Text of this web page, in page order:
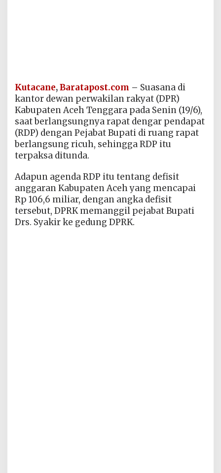
Kutacane,Baratapost.com – Suasana di
kantor dewan perwakilan rakyat (DPR)
Kabupaten Aceh Tenggara pada Senin (19/6),
saat berlangsungnya rapat dengar pendapat
(RDP) dengan Pejabat Bupati di ruang rapat
berlangsung ricuh, sehingga RDP itu
terpaksa ditunda.
Adapun agenda RDP itu tentang defisit
anggaran Kabupaten Aceh yang mencapai
Rp 106,6 miliar, dengan angka defisit
tersebut, DPRK memanggil pejabat Bupati
Drs. Syakir ke gedung DPRK.